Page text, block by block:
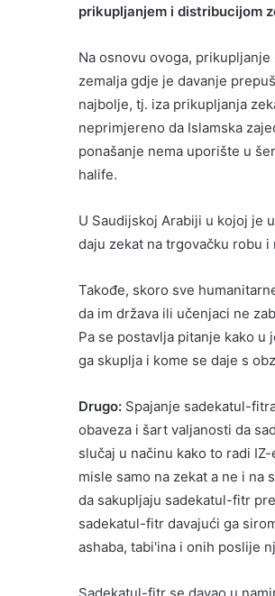
prikupljanjem i distribucijom
Na osnovu ovoga,
zemalja gdje je davanje
najbolje, tj. iza prikupljanja
neprimjereno da Islamska
ponašanje nema uporište u
halife.
U Saudijskoj Arabiji u kojoj je
daju zekat na trgovačku robu
Takođe, skoro sve
da im država ili učenjaci ne
Pa se postavlja pitanje kako
ga skuplja i kome se daje s
Drugo: Spajanje sadekatul-
obaveza i šart valjanosti da
slučaj u načinu kako to radi
misle samo na zekat a ne i
da sakupljaju sadekatul-fitr
sadekatul-fitr davajući ga
ashaba, tabi'ina i onih poslije